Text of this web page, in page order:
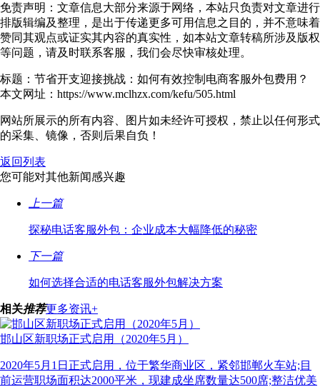
免责声明：文章信息大部分来源于网络，本站只负责对文章进行
排版辑编及整理，是出于传递更多可用信息之目的，并不意味着
赞同其观点或证实其内容的真实性，如本站文章转稿所涉及版权
等问题，请及时联系客服，我们会尽快审核处理。
标题：节省开支迎接挑战：如何有效控制电商客服外包费用？
本文网址：https://www.mclhzx.com/kefu/505.html
网站所展示的所有内容、图片如未经许可授权，禁止以任何形式
的采集、镜像，否则后果自负！
返回列表
您可能对其他新闻感兴趣
上一篇
探秘电话客服外包：企业成本大幅降低的秘密
下一篇
如何选择合适的电话客服外包解决方案
相关推荐更多资讯+
邯山区新职场正式启用（2020年5月）
2020年5月1日正式启用，位于繁华商业区，紧邻邯郸火车站;目
前运营职场面积达2000平米，现建成坐席数量达500席;整洁优美